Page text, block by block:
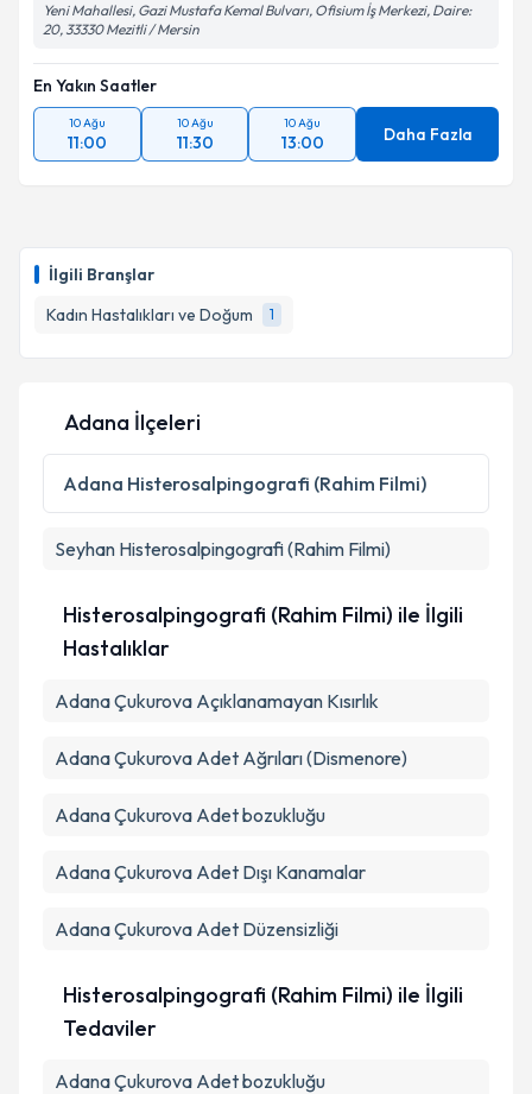
İlgili Branşlar
Kadın Hastalıkları ve Doğum
1
Yeni Mahallesi, Gazi Mustafa Kemal Bulvarı, Ofisium İş Merkezi, Daire:
20, 33330 Mezitli / Mersin
En Yakın Saatler
10 Ağu
11:00
10 Ağu
11:30
10 Ağu
13:00 Daha Fazla
Adana İlçeleri
Adana Histerosalpingografi (Rahim Filmi)
Seyhan Histerosalpingografi (Rahim Filmi)
Histerosalpingografi (Rahim Filmi) ile İlgili
Hastalıklar
Adana Çukurova Açıklanamayan Kısırlık
Adana Çukurova Adet Ağrıları (Dismenore)
Adana Çukurova Adet bozukluğu
Adana Çukurova Adet Dışı Kanamalar
Adana Çukurova Adet Düzensizliği
Histerosalpingografi (Rahim Filmi) ile İlgili
Tedaviler
Adana Çukurova Adet bozukluğu